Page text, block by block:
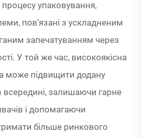
упаковування,
пов’язані з ускладненим
запечатуванням через
У той же час, високоякісна
може підвищити додану
всередині, залишаючи гарне
і допомагаючи
більше ринкового